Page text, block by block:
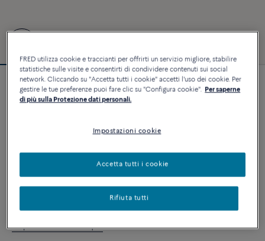
Personalizzabile
Bracciale Force 10
PERSONALIZZA
AGGIUNGI AL CARRELLO
Disponibilità in boutique
FRED utilizza cookie e traccianti per offrirti un servizio migliore, stabilire
statistiche sulle visite e consentirti di condividere contenuti sui social
network. Cliccando su "Accetta tutti i cookie" accetti l'uso dei cookie. Per
gestire le tue preferenze puoi fare clic su "Configura cookie". Per saperne
di più sulla Protezione dati personali.
Impostazioni cookie
Rifiuta tutti
Accetta tutti i cookie